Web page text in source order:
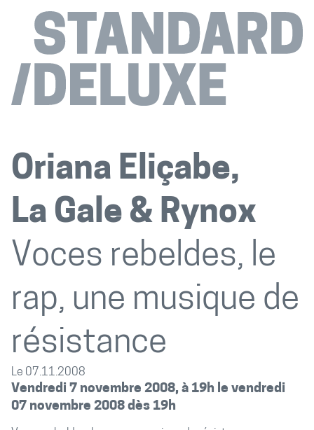
Oriana Eliçabe
La Gale
Rynox
Voces rebeldes, le
rap, une musique de
résistance
Le 07.11.2008
Vendredi 7 novembre 2008, à 19h le vendredi
07 novembre 2008 dès 19h